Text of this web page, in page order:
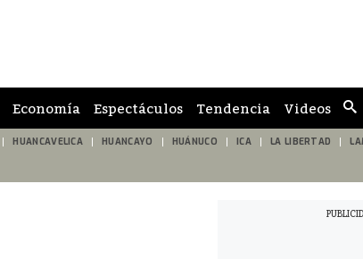
Economía Espectáculos Tendencia Videos
HUANCAVELICA HUANCAYO HUÁNUCO ICA LA LIBERTAD